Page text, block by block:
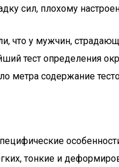
сил, плохому
что у мужчин,
тест определения
метра содержание
тонкие и